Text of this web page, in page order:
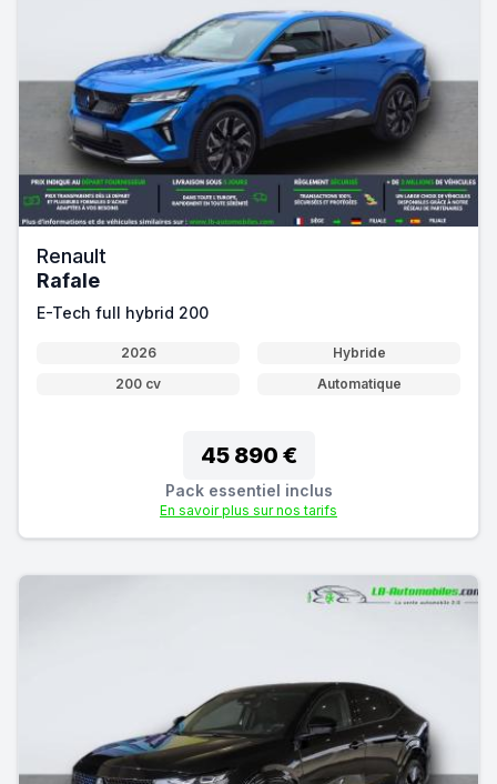
Renault
Rafale
E-Tech full hybrid 200
2026
Hybride
200 cv
Automatique
45 890 €
Pack essentiel inclus
En savoir plus sur nos tarifs